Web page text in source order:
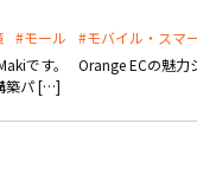
#モール
#モバイル・スマ
です。 Orange ECの魅力
築パ […]